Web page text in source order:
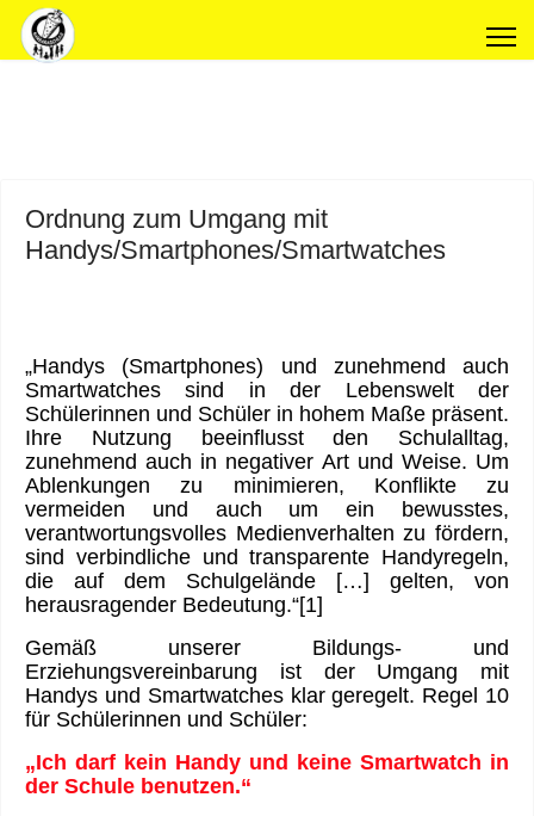
Ordnung zum Umgang mit
Handys/Smartphones/Smartwatches
„Handys (Smartphones) und zunehmend auch
Smartwatches sind in der Lebenswelt der
Schülerinnen und Schüler in hohem Maße präsent.
Ihre Nutzung beeinflusst den Schulalltag,
zunehmend auch in negativer Art und Weise. Um
Ablenkungen zu minimieren, Konflikte zu
vermeiden und auch um ein bewusstes,
verantwortungsvolles Medienverhalten zu fördern,
sind verbindliche und transparente Handyregeln,
die auf dem Schulgelände […] gelten, von
herausragender Bedeutung.“[1]
Gemäß unserer Bildungs- und
Erziehungsvereinbarung ist der Umgang mit
Handys und Smartwatches klar geregelt. Regel 10
für Schülerinnen und Schüler:
„Ich darf kein Handy und keine Smartwatch in
der Schule benutzen.“